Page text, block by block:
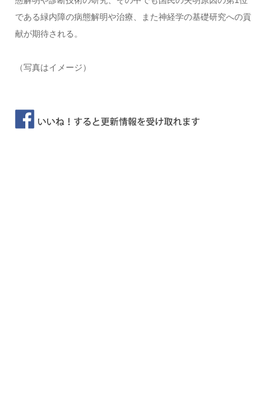
である緑内障の病態解明や治療、また神経学の基礎研究への貢
献が期待される。
（写真はイメージ）